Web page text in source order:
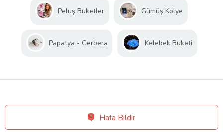
Peluş Buketler Gümüş Kolye
Papatya - Gerbera Kelebek Buketi
Hata Bildir